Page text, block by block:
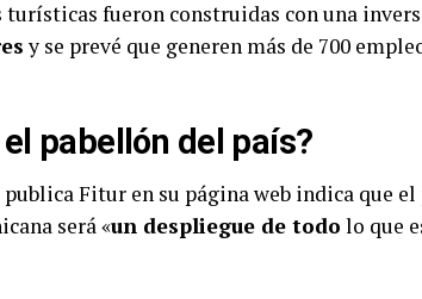
turísticas fueron construidas con una
y se prevé que generen más de 700
pabellón del país?
Fitur en su página web indica que
será «un despliegue de todo lo que